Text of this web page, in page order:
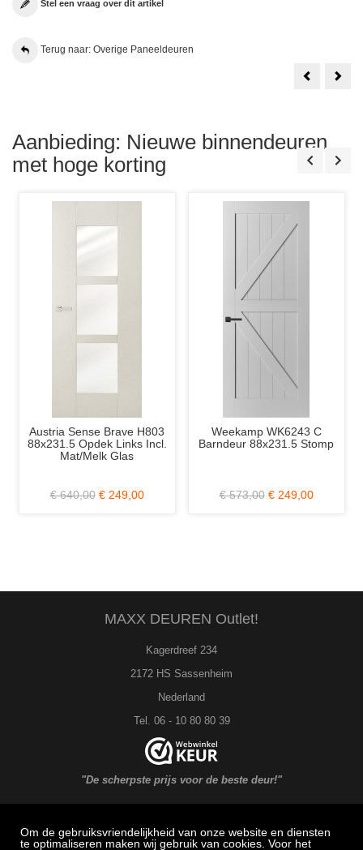
Om de gebruiksvriendelijkheid van onze website en diensten
te optimaliseren maken wij gebruik van cookies. Voor het
Stel een vraag over dit artikel
Terug naar: Overige Paneeldeuren
Raffito
Incl.
Blank
Glas
Aanbieding: Nieuwe binnendeuren
met hoge korting
Austria Sense Brave H803
88x231.5 Opdek Links Incl.
Mat/Melk Glas
€ 640,00 € 249,00
Weekamp WK6243 C
Barndeur 88x231.5 Stomp
€ 573,00 € 249,00
MAXX DEUREN Outlet!
Kagerdreef 234
2172 HS Sassenheim
Nederland
Tel. 06 - 10 80 80 39
"De scherpste prijs voor de beste deur!"
MAXX DEUREN Service